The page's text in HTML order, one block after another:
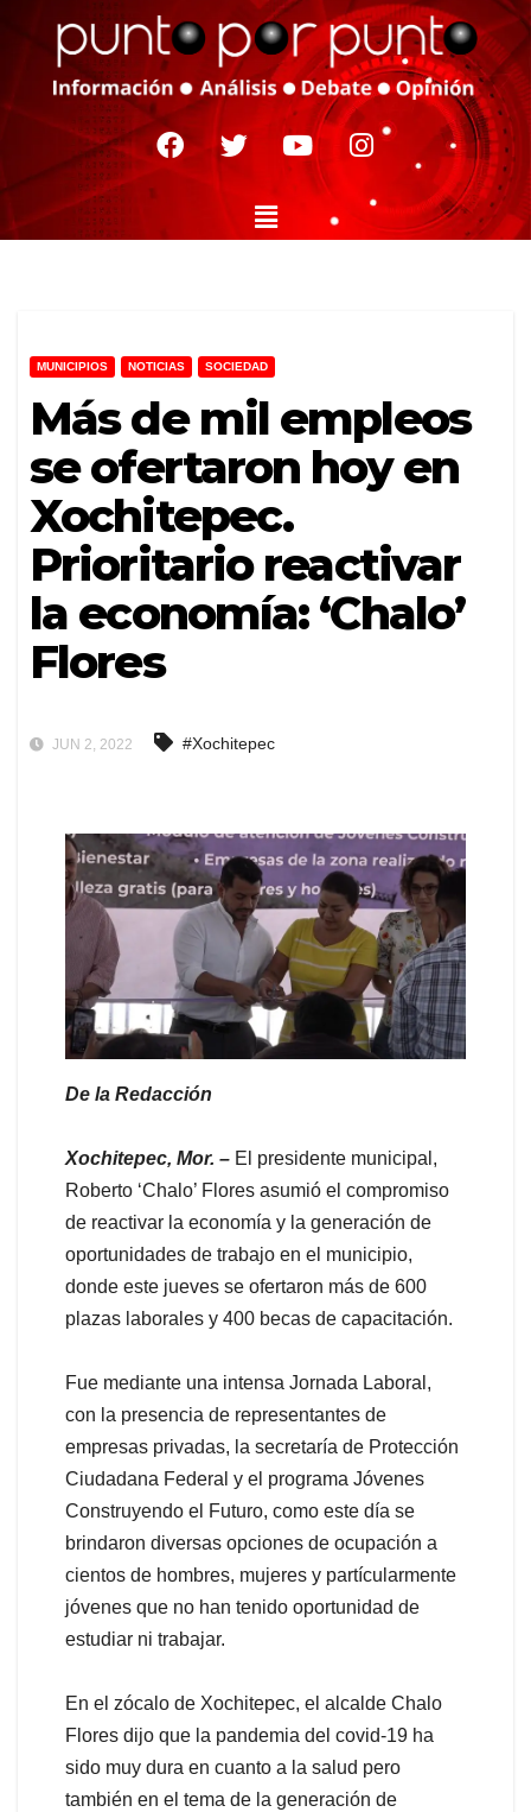
MUNICIPIOS NOTICIAS SOCIEDAD
Más de mil empleos
se ofertaron hoy en
Xochitepec.
Prioritario reactivar
la economía: ‘Chalo’
Flores
JUN 2, 2022 #Xochitepec
De la Redacción
Xochitepec, Mor. – El presidente municipal,
Roberto ‘Chalo’ Flores asumió el compromiso
de reactivar la economía y la generación de
oportunidades de trabajo en el municipio,
donde este jueves se ofertaron más de 600
plazas laborales y 400 becas de capacitación.
Fue mediante una intensa Jornada Laboral,
con la presencia de representantes de
empresas privadas, la secretaría de Protección
Ciudadana Federal y el programa Jóvenes
Construyendo el Futuro, como este día se
brindaron diversas opciones de ocupación a
cientos de hombres, mujeres y partícularmente
jóvenes que no han tenido oportunidad de
estudiar ni trabajar.
En el zócalo de Xochitepec, el alcalde Chalo
Flores dijo que la pandemia del covid-19 ha
sido muy dura en cuanto a la salud pero
también en el tema de la generación de